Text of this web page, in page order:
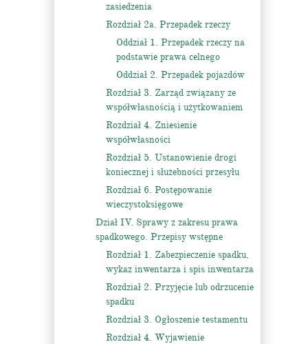
zasiedzenia
Rozdział 2a. Przepadek rzeczy
Oddział 1. Przepadek rzeczy na
podstawie prawa celnego
Oddział 2. Przepadek pojazdów
Rozdział 3. Zarząd związany ze
współwłasnością i użytkowaniem
Rozdział 4. Zniesienie
współwłasności
Rozdział 5. Ustanowienie drogi
koniecznej i służebności przesyłu
Rozdział 6. Postępowanie
wieczystoksięgowe
Dział IV. Sprawy z zakresu prawa
spadkowego. Przepisy wstępne
Rozdział 1. Zabezpieczenie spadku,
wykaz inwentarza i spis inwentarza
Rozdział 2. Przyjęcie lub odrzucenie
spadku
Rozdział 3. Ogłoszenie testamentu
Rozdział 4. Wyjawienie